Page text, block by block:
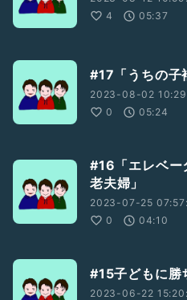
4
05:37
#17「うちの子
2023-08-02
0
05:24
#16「エレベー
老夫婦」
2023-07-25
0
04:10
#15子どもに勝
2023-06-22